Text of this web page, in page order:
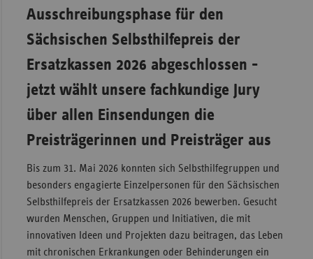
Ausschreibungsphase für den
Sächsischen Selbsthilfepreis der
Ersatzkassen 2026 abgeschlossen -
jetzt wählt unsere fachkundige Jury
über allen Einsendungen die
Preisträgerinnen und Preisträger aus
Bis zum 31. Mai 2026 konnten sich Selbsthilfegruppen und
besonders engagierte Einzelpersonen für den Sächsischen
Selbsthilfepreis der Ersatzkassen 2026 bewerben. Gesucht
wurden Menschen, Gruppen und Initiativen, die mit
innovativen Ideen und Projekten dazu beitragen, das Leben
mit chronischen Erkrankungen oder Behinderungen ein